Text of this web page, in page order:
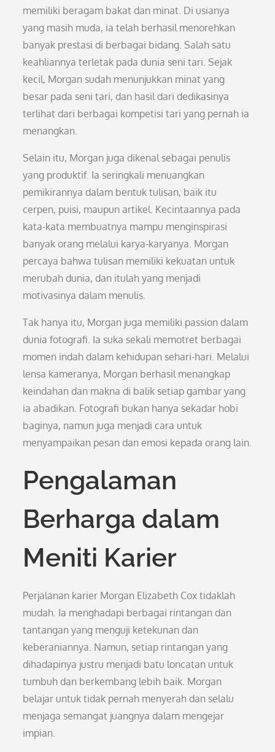
memiliki beragam bakat dan minat. Di usianya
yang masih muda, ia telah berhasil menorehkan
banyak prestasi di berbagai bidang. Salah satu
keahliannya terletak pada dunia seni tari. Sejak
kecil, Morgan sudah menunjukkan minat yang
besar pada seni tari, dan hasil dari dedikasinya
terlihat dari berbagai kompetisi tari yang pernah ia
menangkan.
Selain itu, Morgan juga dikenal sebagai penulis
yang produktif. Ia seringkali menuangkan
pemikirannya dalam bentuk tulisan, baik itu
cerpen, puisi, maupun artikel. Kecintaannya pada
kata-kata membuatnya mampu menginspirasi
banyak orang melalui karya-karyanya. Morgan
percaya bahwa tulisan memiliki kekuatan untuk
merubah dunia, dan itulah yang menjadi
motivasinya dalam menulis.
Tak hanya itu, Morgan juga memiliki passion dalam
dunia fotografi. Ia suka sekali memotret berbagai
momen indah dalam kehidupan sehari-hari. Melalui
lensa kameranya, Morgan berhasil menangkap
keindahan dan makna di balik setiap gambar yang
ia abadikan. Fotografi bukan hanya sekadar hobi
baginya, namun juga menjadi cara untuk
menyampaikan pesan dan emosi kepada orang lain.
Pengalaman
Berharga dalam
Meniti Karier
Perjalanan karier Morgan Elizabeth Cox tidaklah
mudah. Ia menghadapi berbagai rintangan dan
tantangan yang menguji ketekunan dan
keberaniannya. Namun, setiap rintangan yang
dihadapinya justru menjadi batu loncatan untuk
tumbuh dan berkembang lebih baik. Morgan
belajar untuk tidak pernah menyerah dan selalu
menjaga semangat juangnya dalam mengejar
impian.